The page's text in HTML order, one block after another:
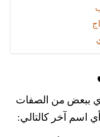
ببعض من الصفات
أي اسم آخر كالتالي: